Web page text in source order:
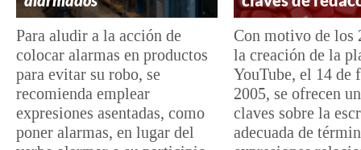
Para aludir a la acción de
colocar alarmas en productos
para evitar su robo, se
recomienda emplear
expresiones asentadas, como
poner alarmas, en lugar del
Con motivo de los
la creación de la
YouTube, el 14 de
2005, se ofrecen
claves sobre la
adecuada de